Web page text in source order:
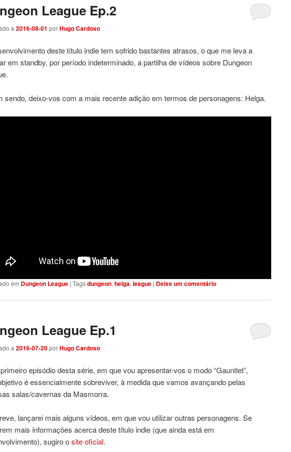
League Ep.2
a 2016-08-01 porHugo Cardoso
deste título indie tem sofrido bastantes atrasos, o que me leva a
em standby, por período indeterminado, a partilha de vídeos sobre Dungeon
sendo, deixo-vos com a mais recente adição em termos de personagens: Helga.
em Dungeon League | Tagsdungeon, helga, league | Deixe um comentário
League Ep.1
a 2016-07-20porHugo Cardoso
episódio desta série, em que vou apresentar-vos o modo “Gauntlet”,
é essencialmente sobreviver, à medida que vamos avançando pelas
salas/cavernas da Masmorra.
lançarei mais alguns vídeos, em que vou utilizar outras personagens. Se
mais informações acerca deste título indie (que ainda está em
sugiro osite oficial.